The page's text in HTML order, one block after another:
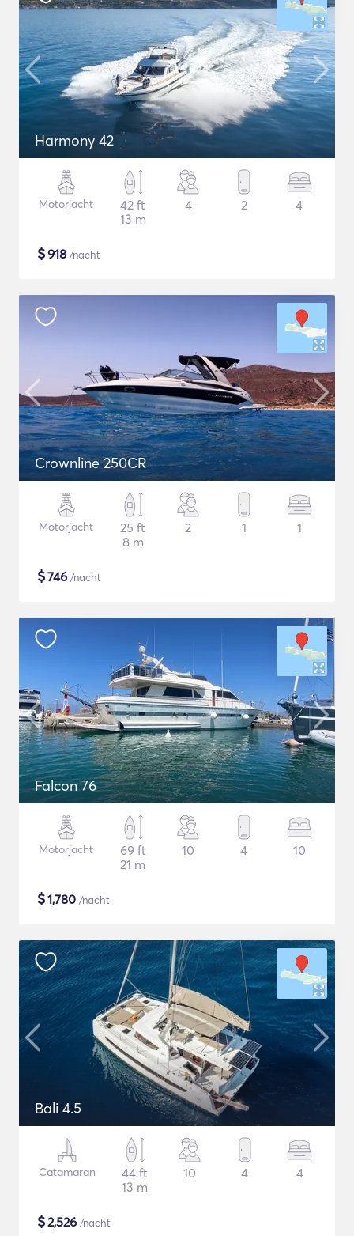
Harmony 42
Motorjacht
42 ft
13 m
4 2 4
$918 /nacht
Crownline 250CR
Motorjacht
25 ft
8 m
2 1 1
$746 /nacht
Falcon 76
Motorjacht
69 ft
21 m
10 4 10
$1,780 /nacht
Bali 4.5
Catamaran
44 ft
13 m
10 4 4
$2,526 /nacht